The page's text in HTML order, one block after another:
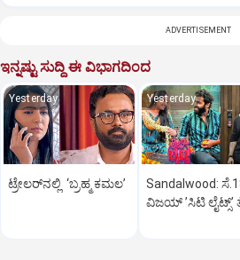
ADVERTISEMENT
ಇನ್ನಷ್ಟು ಸುದ್ದಿ ಈ ವಿಭಾಗದಿಂದ
Yesterday
ಟ್ರೇಲರ್‌ನಲ್ಲಿ ‘ಬ್ರಹ್ಮ ಕಮಲ’
Yesterday
Sandalwood:
ವಿಜಯ್‌ ʼಸಿಟಿ ಲೈಟ್ಸ್ʼ